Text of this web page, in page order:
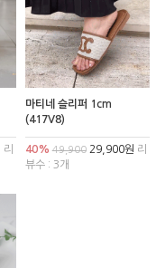
리
마티네 슬리퍼 1cm
(417V8)
40% 49,90029,900원 리
뷰수 : 3개